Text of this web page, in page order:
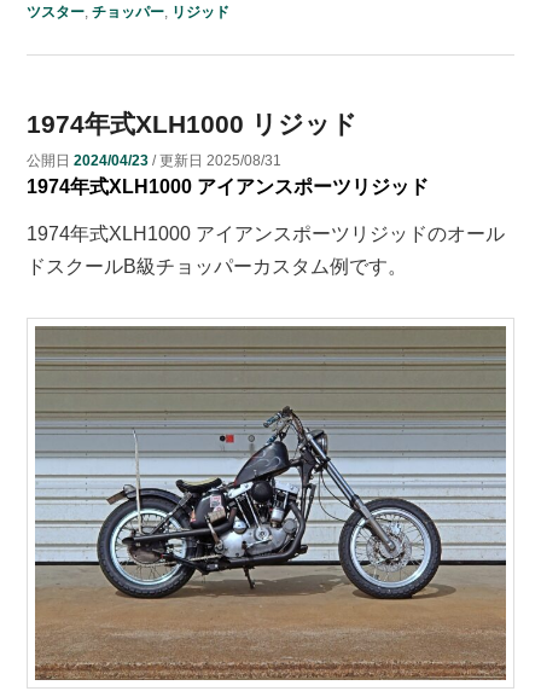
ツスター, チョッパー, リジッド
1974年式XLH1000 リジッド
公開日 2024/04/23/ 更新日 2025/08/31
1974年式XLH1000 アイアンスポーツリジッド
1974年式XLH1000 アイアンスポーツリジッドのオール
ドスクールB級チョッパーカスタム例です。